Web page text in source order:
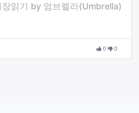
장읽기 by 엄브렐라(Umbrella)
0 0